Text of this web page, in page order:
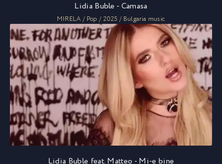
Lidia Buble - Camasa
MIRELA / Pop / 2025 / Bulgaria music
Lidia Buble feat. Matteo - Mi-e bine